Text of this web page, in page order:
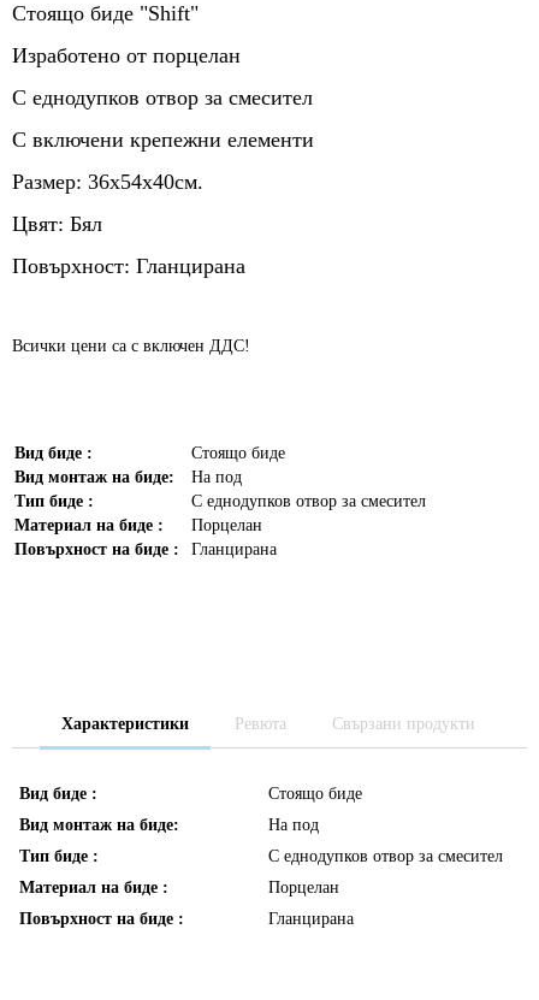
Стоящо биде "Shift"
Изработено от порцелан
С еднодупков отвор за смесител
С включени крепежни елементи
Размер: 36х54х40см.
Цвят: Бял
Повърхност: Гланцирана
Всички цени са с включен ДДС!
Вид биде :
Стоящо биде
Вид монтаж на биде:
На под
Тип биде :
С еднодупков отвор за смесител
Материал на биде :
Порцелан
Повърхност на биде :
Гланцирана
Характеристики Ревюта Свързани продукти
Вид биде :
Стоящо биде
Вид монтаж на биде:
На под
Тип биде :
С еднодупков отвор за смесител
Материал на биде :
Порцелан
Повърхност на биде :
Гланцирана